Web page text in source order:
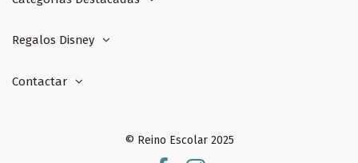
Regalos Disney
Contactar
© Reino Escolar 2025